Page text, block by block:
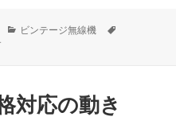
カ
ビンテージ無線機
告編 に
対応の動き